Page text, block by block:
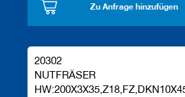
Zu Anfrage hinzufügen
20302
NUTFRÄSER